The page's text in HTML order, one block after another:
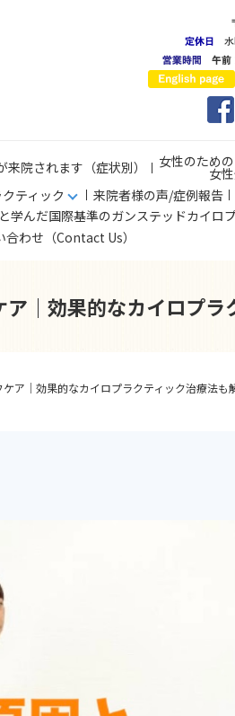
来院されます（症状別） 女性のため
女
ティック 来院者様の声/症例報告
学んだ国際基準のガンステッドカイロ
合わせ（Contact Us）
｜効果的なカイロプラ
ア｜効果的なカイロプラクティック治療法も